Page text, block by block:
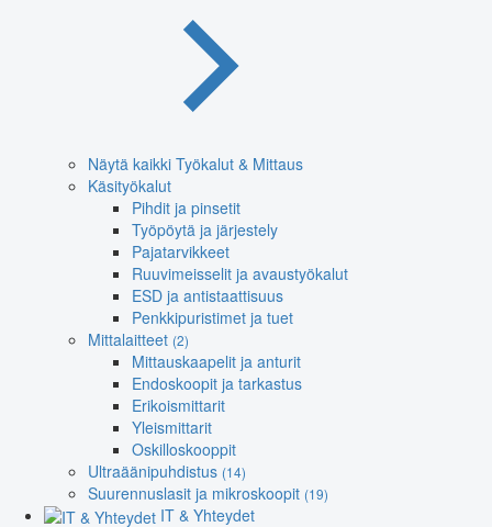
Näytä kaikki Työkalut & Mittaus
Käsityökalut
Pihdit ja pinsetit
Työpöytä ja järjestely
Pajatarvikkeet
Ruuvimeisselit ja avaustyökalut
ESD ja antistaattisuus
Penkkipuristimet ja tuet
Mittalaitteet (2)
Mittauskaapelit ja anturit
Endoskoopit ja tarkastus
Erikoismittarit
Yleismittarit
Oskilloskooppit
Ultraäänipuhdistus (14)
Suurennuslasit ja mikroskoopit (19)
IT & Yhteydet